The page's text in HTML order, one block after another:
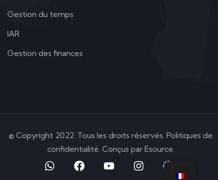
Gestion du temps
IAR
Gestion des finances
© Copyright 2022. Tous les droits réservés. Politiques de
confidentialité. Conçus par Esource